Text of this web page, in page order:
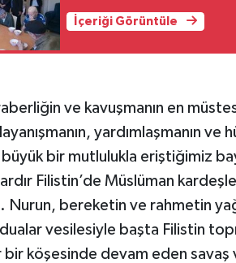
İçeriği Görüntüle
ve kavuşmanın en
yardımlaşmanın
bir mutlulukla eriştiğimiz
Filistin’de Müslüman
Nurun, bereketin ve rahmetin
vesilesiyle başta Filistin
bir köşesinde devam eden